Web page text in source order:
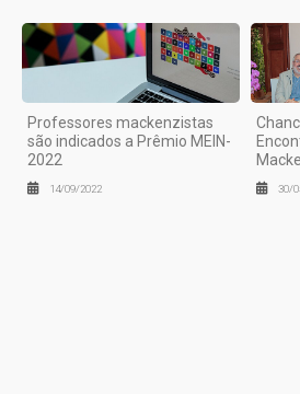
Professores mackenzistas
são indicados a Prêmio MEIN-
2022
14/09/2022 30/